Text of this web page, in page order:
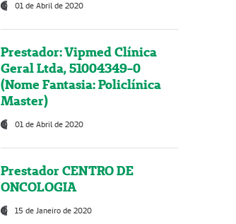
01 de Abril de 2020
Prestador: Vipmed Clínica
Geral Ltda, 51004349-0
(Nome Fantasia: Policlínica
Master)
01 de Abril de 2020
Prestador CENTRO DE
ONCOLOGIA
15 de Janeiro de 2020